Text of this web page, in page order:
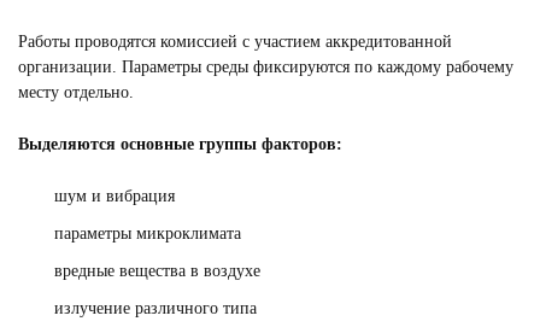
Работы проводятся комиссией с участием аккредитованной
организации. Параметры среды фиксируются по каждому рабочему
месту отдельно.
Выделяются основные группы факторов:
шум и вибрация
параметры микроклимата
вредные вещества в воздухе
излучение различного типа